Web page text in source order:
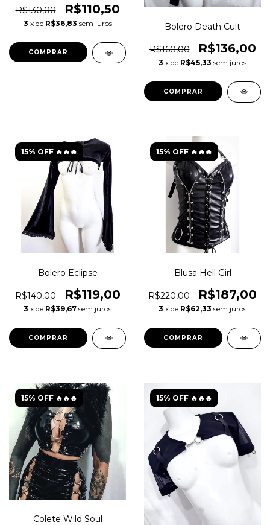
R$130,00 R$110,50
3 x de R$36,83 sem juros
COMPRAR
Bolero Death Cult
R$160,00 R$136,00
3 x de R$45,33 sem juros
COMPRAR
15% OFF 🔥🔥🔥
Bolero Eclipse
R$140,00 R$119,00
3 x de R$39,67 sem juros
COMPRAR
15% OFF 🔥🔥🔥
Blusa Hell Girl
R$220,00 R$187,00
3 x de R$62,33 sem juros
COMPRAR
15% OFF 🔥🔥🔥
Colete Wild Soul
15% OFF 🔥🔥🔥